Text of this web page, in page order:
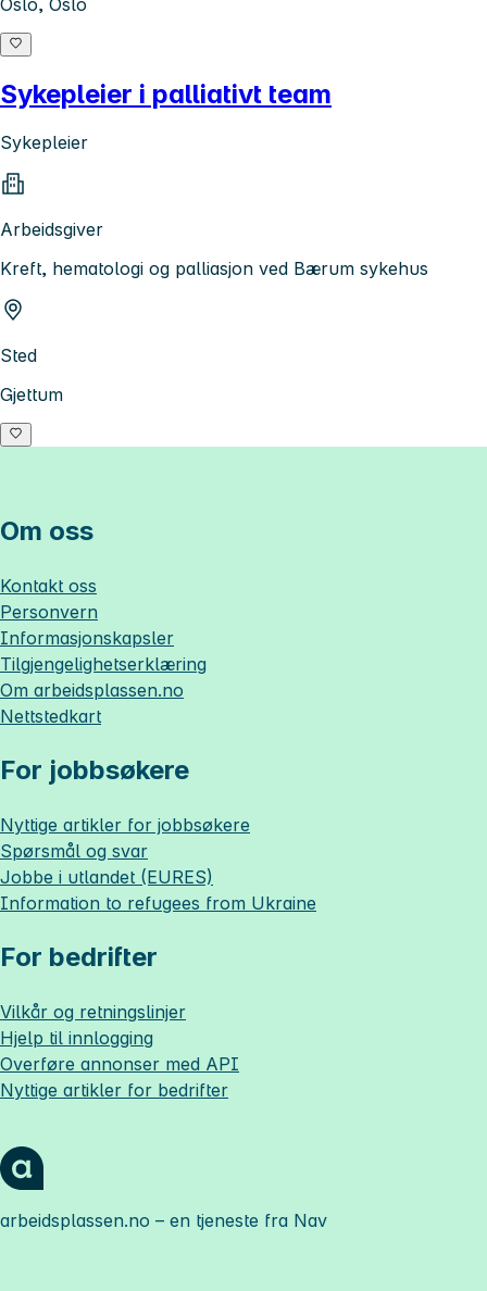
Sykepleier i palliativt team
Sykepleier
Arbeidsgiver
Kreft, hematologi og palliasjon ved Bærum sykehus
Sted
Gjettum
Om oss
Kontakt oss
Personvern
Informasjonskapsler
Tilgjengelighetserklæring
Om arbeidsplassen.no
Nettstedkart
For jobbsøkere
Nyttige artikler for jobbsøkere
Spørsmål og svar
Jobbe i utlandet (EURES)
Information to refugees from Ukraine
For bedrifter
Vilkår og retningslinjer
Hjelp til innlogging
Overføre annonser med API
Nyttige artikler for bedrifter
arbeidsplassen.no – en tjeneste fra Nav